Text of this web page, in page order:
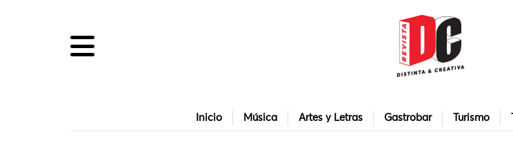
Inicio Música Artes y Letras Gastrobar Turismo